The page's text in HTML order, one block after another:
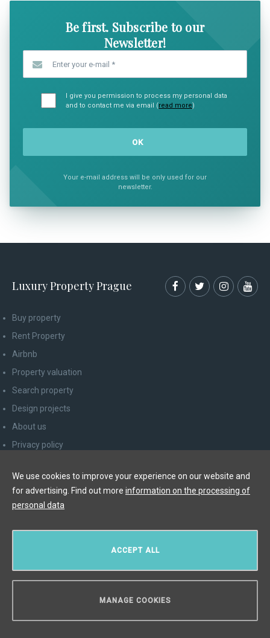
Be first. Subscribe to our
Newsletter!
I give you permission to process my personal data
and to contact me via email (read more)
Your e-mail address will be only used for our
newsletter.
Luxury Property Prague
Buy property
Rent Property
Airbnb
Property valuation
Search property
Design projects
About us
Privacy policy
Newsletter unsubscribe
Myslíková 245/3, 110 00 Praha 1
ACCEPT ALL
MANAGE COOKIES
We use cookies to improve your experience on our website and
for advertising. Find out more information on the processing of
personal data